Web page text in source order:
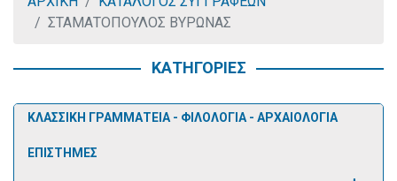
ΣΤΑΜΑΤΟΠΟΥΛΟΣ ΒΥΡΩΝΑΣ
ΚΑΤΗΓΟΡΙΕΣ
ΚΛΑΣΣΙΚΗ ΓΡΑΜΜΑΤΕΙΑ - ΦΙΛΟΛΟΓΙΑ - ΑΡΧΑΙΟΛΟΓΙΑ
ΕΠΙΣΤΗΜΕΣ